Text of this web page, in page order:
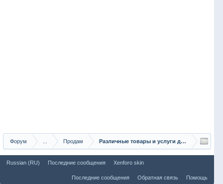
Форум Продам Различные товары и услуги для рыбаков
Russian (RU) Последние сообщения Xenforo skin
Последние сообщения Обратная связь Помощь